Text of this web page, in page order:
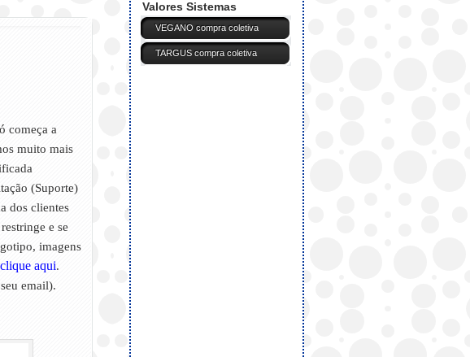
começa a
muito mais
(Suporte)
dos clientes
e se
imagens
clique aqui.
email).
Valores Sistemas
VEGANO compra coletiva
TARGUS compra coletiva